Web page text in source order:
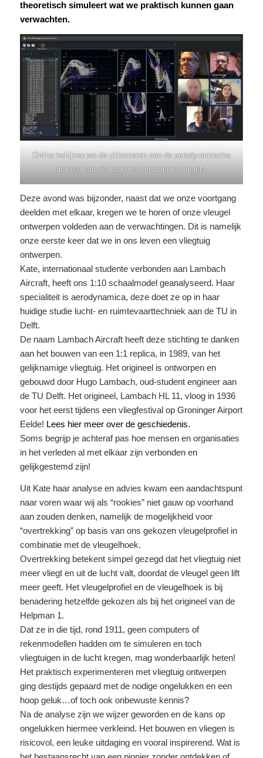
theoretisch simuleert wat we praktisch kunnen gaan
verwachten.
Online bekijken we de uitkomsten van de aerodynamische
analyse van de door ons ontworpen vleugels.
Deze avond was bijzonder, naast dat we onze voortgang
deelden met elkaar, kregen we te horen of onze vleugel
ontwerpen voldeden aan de verwachtingen. Dit is namelijk
onze eerste keer dat we in ons leven een vliegtuig
ontwerpen.
Kate, internationaal studente verbonden aan Lambach
Aircraft, heeft ons 1:10 schaalmodel geanalyseerd. Haar
specialiteit is aerodynamica, deze doet ze op in haar
huidige studie lucht- en ruimtevaarttechniek aan de TU in
Delft.
De naam Lambach Aircraft heeft deze stichting te danken
aan het bouwen van een 1:1 replica, in 1989, van het
gelijknamige vliegtuig. Het origineel is ontworpen en
gebouwd door Hugo Lambach, oud-student engineer aan
de TU Delft. Het origineel, Lambach HL 11, vloog in 1936
voor het eerst tijdens een vliegfestival op Groninger Airport
Eelde! Lees hier meer over de geschiedenis.
Soms begrijp je achteraf pas hoe mensen en organisaties
in het verleden al met elkaar zijn verbonden en
gelijkgestemd zijn!
Uit Kate haar analyse en advies kwam een aandachtspunt
naar voren waar wij als “rookies” niet gauw op voorhand
aan zouden denken, namelijk de mogelijkheid voor
“overtrekking” op basis van ons gekozen vleugelprofiel in
combinatie met de vleugelhoek.
Overtrekking betekent simpel gezegd dat het vliegtuig niet
meer vliegt en uit de lucht valt, doordat de vleugel geen lift
meer geeft. Het vleugelprofiel en de vleugelhoek is bij
benadering hetzelfde gekozen als bij het origineel van de
Helpman 1.
Dat ze in die tijd, rond 1911, geen computers of
rekenmodellen hadden om te simuleren en toch
vliegtuigen in de lucht kregen, mag wonderbaarlijk heten!
Het praktisch experimenteren met vliegtuig ontwerpen
ging destijds gepaard met de nodige ongelukken en een
hoop geluk…of toch ook onbewuste kennis?
Na de analyse zijn we wijzer geworden en de kans op
ongelukken hiermee verkleind. Het bouwen en vliegen is
risicovol, een leuke uitdaging en vooral inspirerend. Wat is